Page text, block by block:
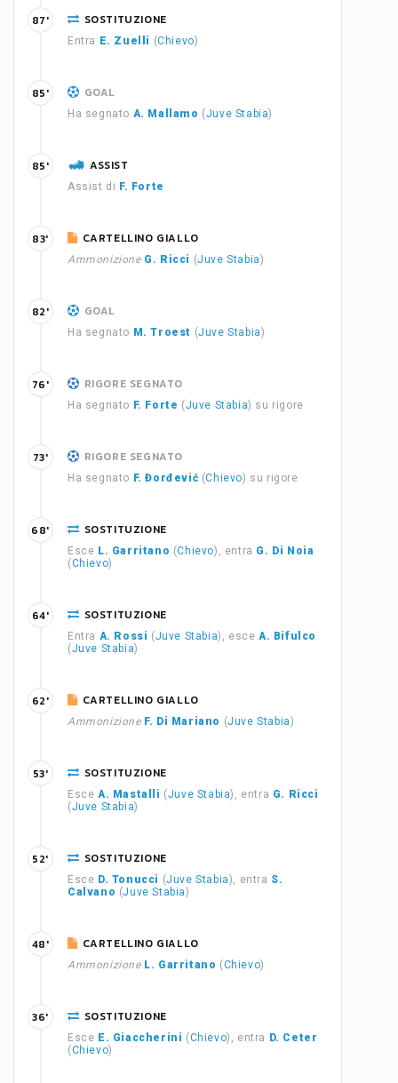
SOSTITUZIONE
Entra E. Zuelli (Chievo)
87'
GOAL
Ha segnato A. Mallamo (Juve Stabia)
85'
ASSIST
Assist di F. Forte
85'
CARTELLINO GIALLO
Ammonizione G. Ricci (Juve Stabia)
83'
GOAL
Ha segnato M. Troest (Juve Stabia)
82'
RIGORE SEGNATO
Ha segnato F. Forte (Juve Stabia) su rigore
76'
RIGORE SEGNATO
Ha segnato F. Đorđević (Chievo) su rigore
73'
SOSTITUZIONE
Esce L. Garritano (Chievo), entra G. Di Noia
(Chievo)
68'
SOSTITUZIONE
Entra A. Rossi (Juve Stabia), esceA. Bifulco
(Juve Stabia)
64'
CARTELLINO GIALLO
Ammonizione F. Di Mariano (Juve Stabia)
62'
SOSTITUZIONE
Esce A. Mastalli (Juve Stabia), entra G. Ricci
(Juve Stabia)
53'
SOSTITUZIONE
Esce D. Tonucci (Juve Stabia), entra S.
Calvano (Juve Stabia)
52'
CARTELLINO GIALLO
Ammonizione L. Garritano (Chievo)
48'
SOSTITUZIONE
Esce E. Giaccherini (Chievo), entra
D. Ceter
(Chievo)
36'